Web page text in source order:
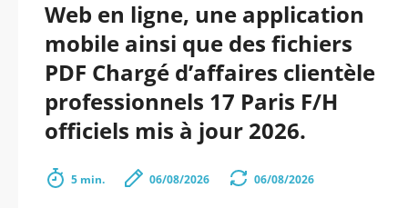
Web en ligne, une application
mobile ainsi que des fichiers
PDF Chargé d’affaires clientèle
professionnels 17 Paris F/H
officiels mis à jour 2026.
5 min. 06/08/2026 06/08/2026